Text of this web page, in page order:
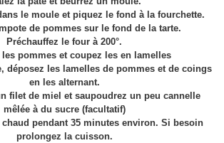
le moule et piquez le fond à la fourchette.
de pommes sur le fond de la tarte.
Préchauffez le four à 200°.
les pommes et coupez les en lamelles
déposez les lamelles de pommes et de coings
en les alternant.
filet de miel et saupoudrez un peu cannelle
mêlée à du sucre (facultatif)
pendant 35 minutes environ. Si besoin
prolongez la cuisson.